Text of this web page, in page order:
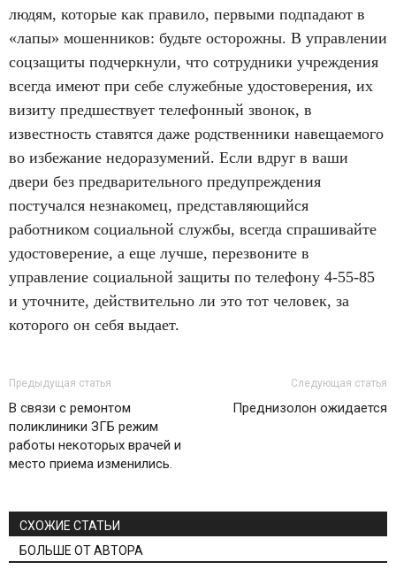
людям, которые как правило, первыми подпадают в
«лапы» мошенников: будьте осторожны. В управлении
соцзащиты подчеркнули, что сотрудники учреждения
всегда имеют при себе служебные удостоверения, их
визиту предшествует телефонный звонок, в
известность ставятся даже родственники навещаемого
во избежание недоразумений. Если вдруг в ваши
двери без предварительного предупреждения
постучался незнакомец, представляющийся
работником социальной службы, всегда спрашивайте
удостоверение, а еще лучше, перезвоните в
управление социальной защиты по телефону 4-55-85
и уточните, действительно ли это тот человек, за
которого он себя выдает.
Предыдущая статья
В связи с ремонтом
поликлиники ЗГБ режим
работы некоторых врачей и
место приема изменились.
Следующая статья
Преднизолон ожидается
СХОЖИЕ СТАТЬИ
БОЛЬШЕ ОТ АВТОРА